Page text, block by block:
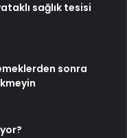
sağlık tesisi
sonra